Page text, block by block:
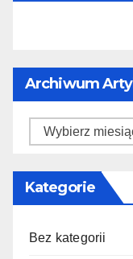
Archiwum
Kategorie
Bez kategorii